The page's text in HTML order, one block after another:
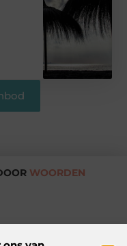
WOORDEN